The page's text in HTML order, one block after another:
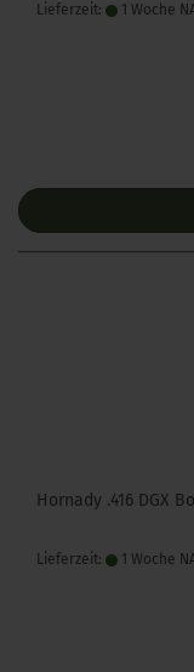
Lieferzeit: 1 Woche
Hornady .416 DGX
Lieferzeit: 1 Woche